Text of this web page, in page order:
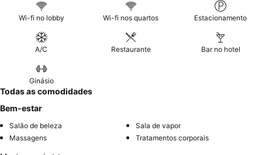
Wi-fi no lobby Wi-fi nos quartos Estacionamento
A/C Restaurante Bar no hotel
Ginásio
Todas as comodidades
Bem-estar
Salão de beleza
Sala de vapor
Massagens
Tratamentos corporais